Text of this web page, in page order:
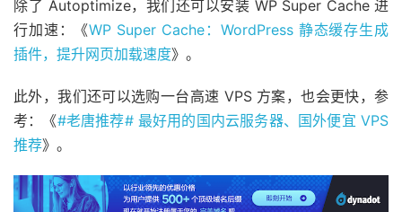
除了 Autoptimize，我们还可以安装 WP Super Cache 进
行加速：《WP Super Cache：WordPress 静态缓存生成
插件，提升网页加载速度》。
此外，我们还可以选购一台高速 VPS 方案，也会更快，参
考：《#老唐推荐# 最好用的国内云服务器、国外便宜 VPS
推荐》。